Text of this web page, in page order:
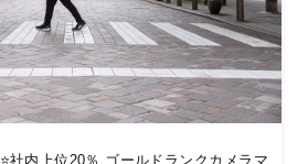
⭐️社内上位20％ ゴールドランクカメラマ